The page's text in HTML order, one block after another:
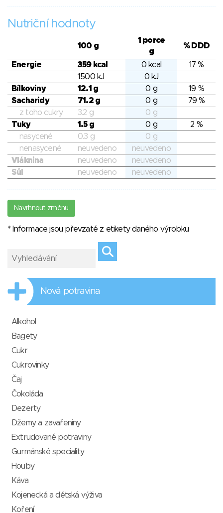
Nutriční hodnoty
100 g
1 porce
g
% DDD
Energie 359 kcal 0 kcal
17 %
1500 kJ
0 kJ
Bílkoviny
12.1 g 0 g
19 %
Sacharidy
71.2 g 0 g
79 %
z toho cukry
3.2 g
0 g
Tuky
1.5 g 0 g
2 %
nasycené
0.3 g
0 g
nenasycené
neuvedeno
neuvedeno
Vláknina
neuvedeno
neuvedeno
Sůl
neuvedeno neuvedeno
Navrhnout změnu
* Informace jsou převzaté z etikety daného výrobku
Nová potravina
Alkohol
Bagety
Cukr
Cukrovinky
Čaj
Čokoláda
Dezerty
Džemy a zavařeniny
Extrudované potraviny
Gurmánské speciality
Houby
Káva
Kojenecká a dětská výživa
Koření